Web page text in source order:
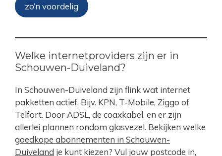
zo’n voordelig
Welke internetproviders zijn er in
Schouwen-Duiveland?
In Schouwen-Duiveland zijn flink wat internet
pakketten actief. Bijv. KPN, T-Mobile, Ziggo of
Telfort. Door ADSL, de coaxkabel, en er zijn
allerlei plannen rondom glasvezel. Bekijken welke
goedkope abonnementen in Schouwen-
Duiveland je kunt kiezen? Vul jouw postcode in,